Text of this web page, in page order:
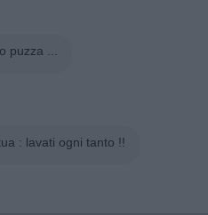
puzza ...
: lavati ogni tanto !!